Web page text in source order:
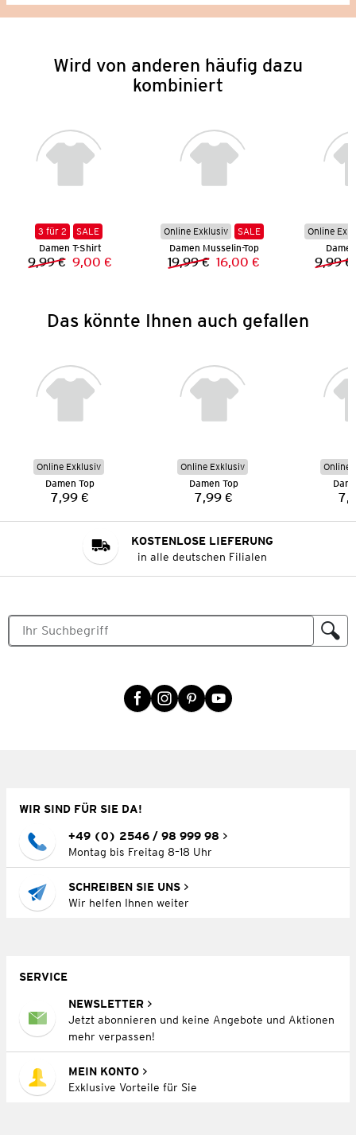
Wird von anderen häufig dazu
kombiniert
3 für 2
SALE
Damen T-Shirt
Vorheriger Preis:
9,99 € Neuer Preis:
9,00 €
Online Exklusiv
SALE
Damen Musselin-Top
Vorheriger Preis:
19,99 € Neuer Preis:
16,00 €
Online
9,99 €
Das könnte Ihnen auch gefallen
Online Exklusiv
Damen Top
Preis:
7,99 €
Online Exklusiv
Damen Top
Preis:
7,99 €
Online
KOSTENLOSE LIEFERUNG
in alle deutschen Filialen
WIR SIND FÜR SIE DA!
+49 (0) 2546 / 98 999 98
Montag bis Freitag 8–18 Uhr
SCHREIBEN SIE UNS
Wir helfen Ihnen weiter
SERVICE
NEWSLETTER
Jetzt abonnieren und keine Angebote und Aktionen
mehr verpassen!
MEIN KONTO
Exklusive Vorteile für Sie